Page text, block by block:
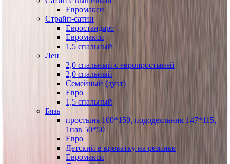
Евромакси
Страйп-сатин
Евростандарт
Евромакси
1,5 спальный
Лен
2,0 спальный с европростыней
2,0 спальный
Семейный (дуэт)
Евро
1,5 спальный
Бязь
простынь 100*150, пододеяльник 147*115,
1нав 50*50
Евро
Детский в кроватку на резинке
Евромакси